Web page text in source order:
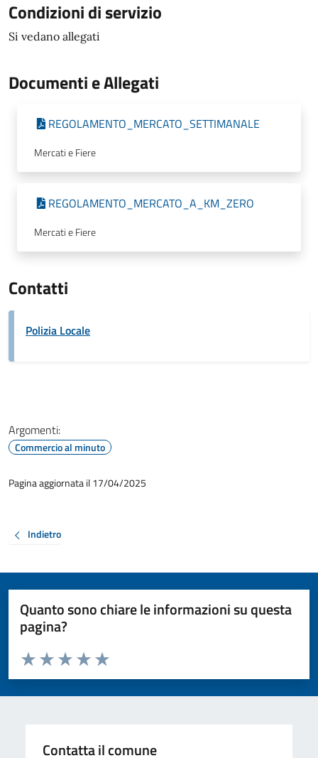
Condizioni di servizio
Si vedano allegati
Documenti e Allegati
REGOLAMENTO_MERCATO_SETTIMANALE
Mercati e Fiere
REGOLAMENTO_MERCATO_A_KM_ZERO
Mercati e Fiere
Contatti
Polizia Locale
Argomenti:
Commercio al minuto
Pagina aggiornata il 17/04/2025
Indietro
Quanto sono chiare le informazioni su questa
pagina?
Valuta da 1 a 5 stelle la pagina
Valuta 5 stelle su 5
Valuta 4 stelle su 5
Valuta 3 stelle su 5
Valuta 2 stelle su 5
Valuta 1 stelle su 5
Contatta il comune